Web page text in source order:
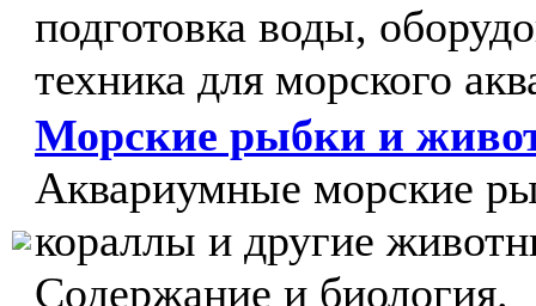
подготовка воды,
техника для морского
Морские рыбки и
Аквариумные морские
кораллы и другие
Содержание и биология.